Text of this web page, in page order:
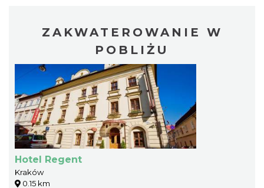
ZAKWATEROWANIE W
POBLIŻU
Hotel Regent
Kraków
0.15 km